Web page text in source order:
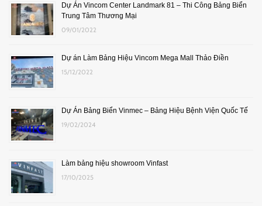
Dự Án Vincom Center Landmark 81 – Thi Công Bảng Biển
Trung Tâm Thương Mại
09/01/2022
Dự án Làm Bảng Hiệu Vincom Mega Mall Thảo Điền
15/12/2022
Dự Án Bảng Biển Vinmec – Bảng Hiệu Bệnh Viện Quốc Tế
19/02/2024
Làm bảng hiệu showroom Vinfast
17/10/2025